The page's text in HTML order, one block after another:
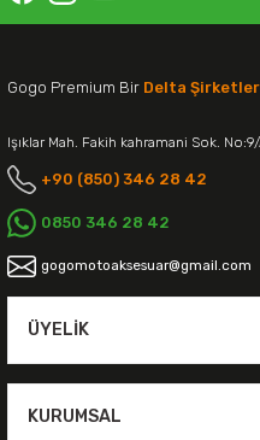
Gogo Premium Bir Delta Şirketler
Işıklar Mah. Fakih kahramani Sok.
+90 (850) 346 28 42
0850 346 28 42
gogomotoaksesuar@gmail.com
ÜYELIK
KURUMSAL